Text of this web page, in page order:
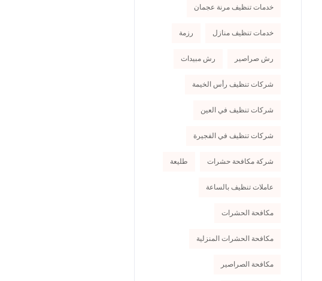
خدمات تنظيف مرنة عجمان
خدمات تنظيف منازل رزمة
رش صراصير رش مبيدات
شركات تنظيف رأس الخيمة
شركات تنظيف في العين
شركات تنظيف في الفجيرة
شركة مكافحة حشرات طليعة
عاملات تنظيف بالساعة
مكافحة الحشرات
مكافحة الحشرات المنزلية
مكافحة الصراصير